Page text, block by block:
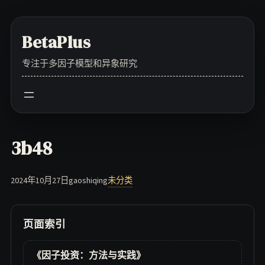
contentBetaPlus
专注于多因子模型和异象研究
3b48
2024年10月27日gaoshiqing未分类
页面索引
《因子投资：方法与实践》